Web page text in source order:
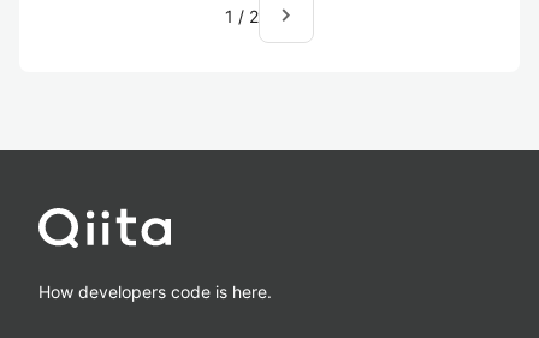
1 / 2 navigate_next
How developers code is here.